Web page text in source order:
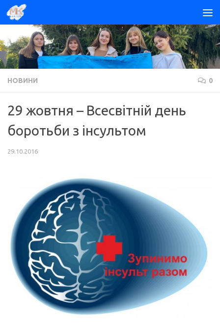
Skip to content
НОВИНИ 0
29 жовтня – Всесвітній день
боротьби з інсультом
29.10.2016